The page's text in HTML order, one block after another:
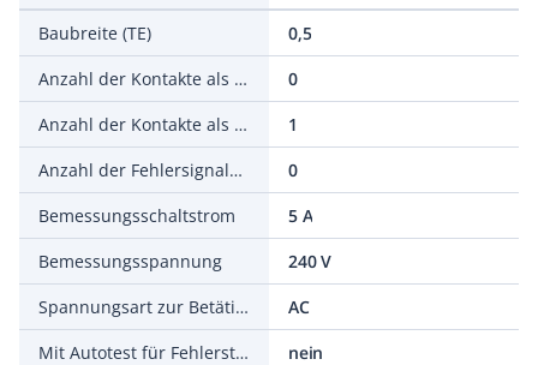
Baubreite (TE)
0,5
Anzahl der Kontakte als Öffner
0
Anzahl der Kontakte als Wechsler
1
Anzahl der Fehlersignalschalter
0
Bemessungsschaltstrom
5 A
Bemessungsspannung
240 V
Spannungsart zur Betätigung
AC
Mit Autotest für Fehlerstromfunktion
nein